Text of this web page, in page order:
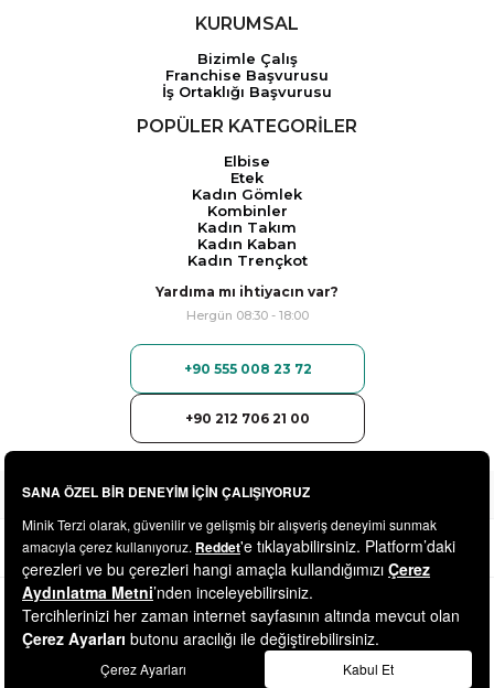
KURUMSAL
Bizimle Çalış
Franchise Başvurusu
İş Ortaklığı Başvurusu
POPÜLER KATEGORİLER
Elbise
Etek
Kadın Gömlek
Kombinler
Kadın Takım
Kadın Kaban
Kadın Trençkot
Yardıma mı ihtiyacın var?
Hergün 08:30 - 18:00
+90 555 008 23 72
+90 212 706 21 00
© 2025minikterzi.com - Tüm Hakları Saklıdır.